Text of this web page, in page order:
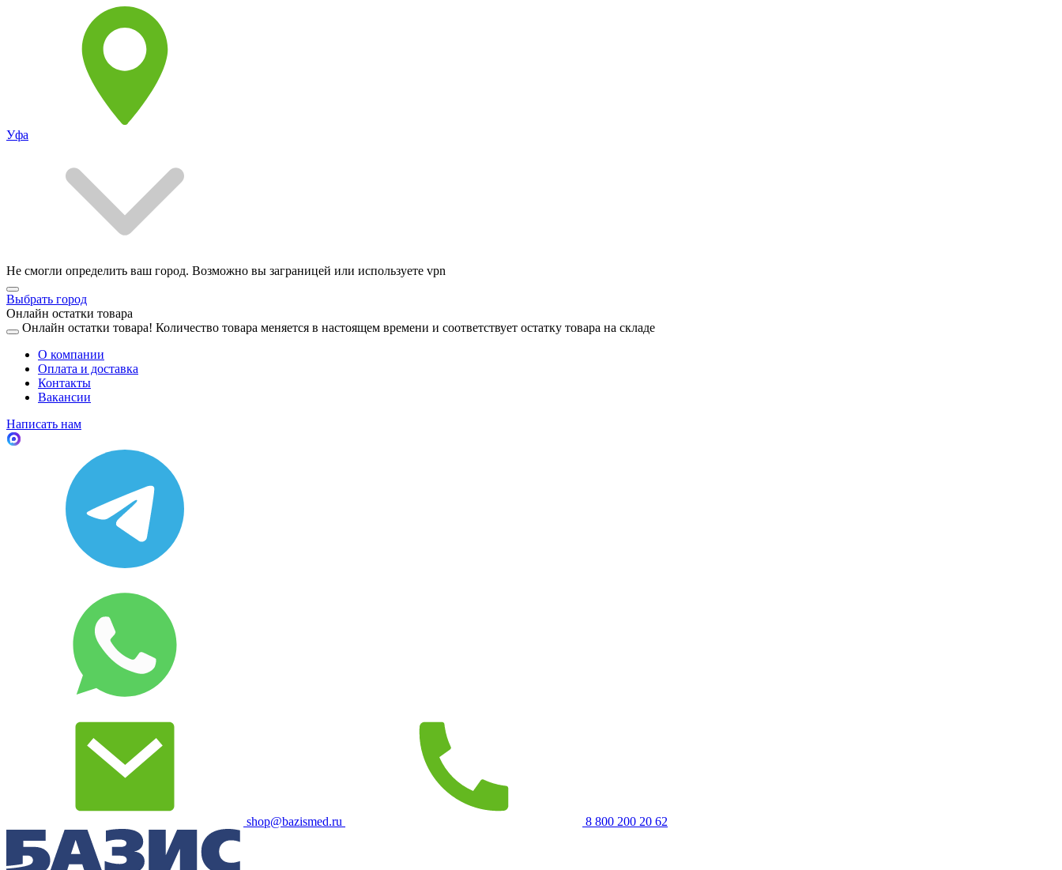
Уфа
Не смогли определить ваш город. Возможно вы заграницей или используете vpn
Выбрать город
Онлайн остатки товара
Онлайн остатки товара! Количество товара меняется в настоящем времени и соответствует остатку товара на складе
О компании
Оплата и доставка
Контакты
Вакансии
Написать нам
shop@bazismed.ru 8 800 200 20 62